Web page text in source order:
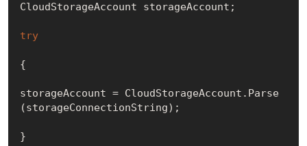
CloudStorageAccount storageAccount;
try
{
storageAccount = CloudStorageAccount.Parse
(storageConnectionString);
}